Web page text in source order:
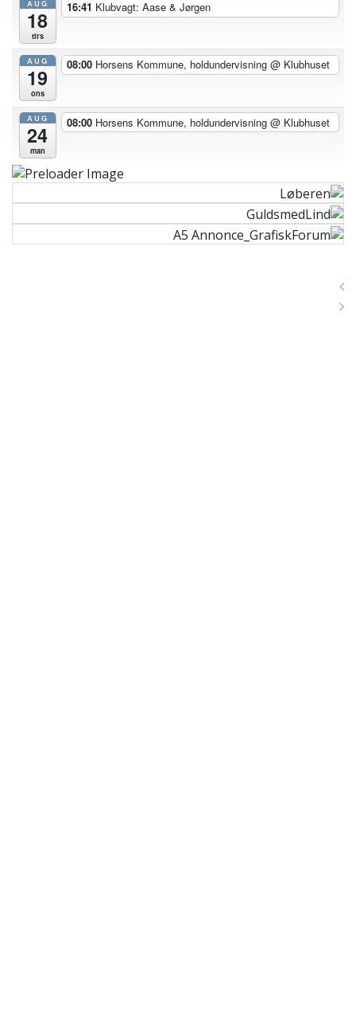
AUG
18
tirs
16:41 Klubvagt: Aase & Jørgen
AUG
19
ons
08:00 Horsens Kommune, holdundervisning @ Klubhuset
AUG
24
man
08:00 Horsens Kommune, holdundervisning @ Klubhuset